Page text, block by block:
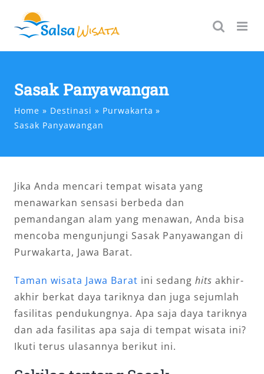
content
Sasak Panyawangan
Home Destinasi
Purwakarta
Sasak Panyawangan
Jika Anda mencari tempat wisata yang
menawarkan sensasi berbeda dan
pemandangan alam yang menawan, Anda bisa
mencoba mengunjungi Sasak Panyawangan di
Purwakarta, Jawa Barat.
Taman wisata Jawa Barat ini sedang hits akhir-
akhir berkat daya tariknya dan juga sejumlah
fasilitas pendukungnya. Apa saja daya tariknya
dan ada fasilitas apa saja di tempat wisata ini?
Ikuti terus ulasannya berikut ini.